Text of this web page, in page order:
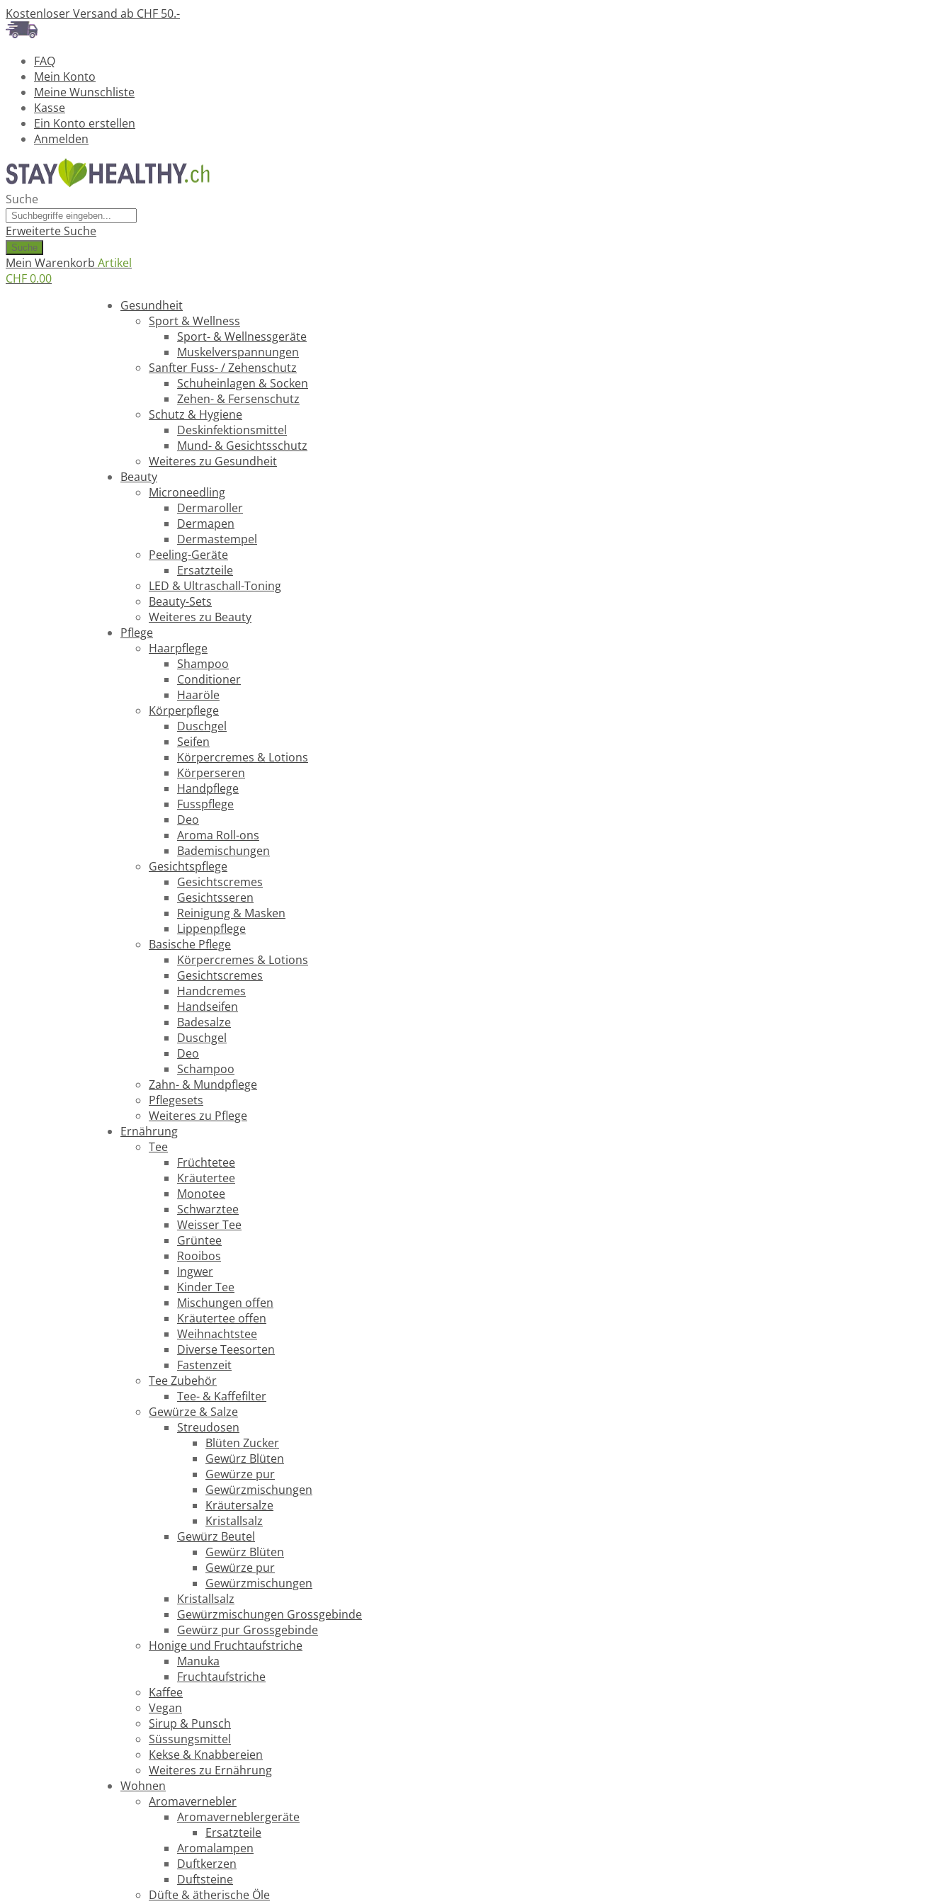
Kostenloser Versand ab CHF 50.-
FAQ
Mein Konto
Meine Wunschliste
Kasse
Ein Konto erstellen
Anmelden
Suche
Erweiterte Suche
Suche
Mein Warenkorb Artikel
CHF 0.00
Gesundheit
Sport & Wellness
Sport- & Wellnessgeräte
Muskelverspannungen
Sanfter Fuss- / Zehenschutz
Schuheinlagen & Socken
Zehen- & Fersenschutz
Schutz & Hygiene
Deskinfektionsmittel
Mund- & Gesichtsschutz
Weiteres zu Gesundheit
Beauty
Microneedling
Dermaroller
Dermapen
Dermastempel
Peeling-Geräte
Ersatzteile
LED & Ultraschall-Toning
Beauty-Sets
Weiteres zu Beauty
Pflege
Haarpflege
Shampoo
Conditioner
Haaröle
Körperpflege
Duschgel
Seifen
Körpercremes & Lotions
Körperseren
Handpflege
Fusspflege
Deo
Aroma Roll-ons
Bademischungen
Gesichtspflege
Gesichtscremes
Gesichtsseren
Reinigung & Masken
Lippenpflege
Basische Pflege
Körpercremes & Lotions
Gesichtscremes
Handcremes
Handseifen
Badesalze
Duschgel
Deo
Schampoo
Zahn- & Mundpflege
Pflegesets
Weiteres zu Pflege
Ernährung
Tee
Früchtetee
Kräutertee
Monotee
Schwarztee
Weisser Tee
Grüntee
Rooibos
Ingwer
Kinder Tee
Mischungen offen
Kräutertee offen
Weihnachtstee
Diverse Teesorten
Fastenzeit
Tee Zubehör
Tee- & Kaffefilter
Gewürze & Salze
Streudosen
Blüten Zucker
Gewürz Blüten
Gewürze pur
Gewürzmischungen
Kräutersalze
Kristallsalz
Gewürz Beutel
Gewürz Blüten
Gewürze pur
Gewürzmischungen
Kristallsalz
Gewürzmischungen Grossgebinde
Gewürz pur Grossgebinde
Honige und Fruchtaufstriche
Manuka
Fruchtaufstriche
Kaffee
Vegan
Sirup & Punsch
Süssungsmittel
Kekse & Knabbereien
Weiteres zu Ernährung
Wohnen
Aromavernebler
Aromaverneblergeräte
Ersatzteile
Aromalampen
Duftkerzen
Duftsteine
Düfte & ätherische Öle